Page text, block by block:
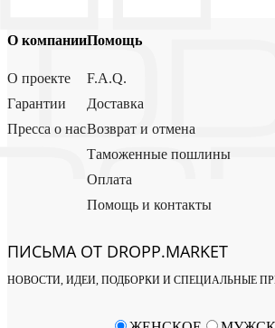
О компании
О проекте
Гарантии
Пресса о нас
Помощь
F.A.Q.
Доставка
Возврат и отмена
Таможенные пошлины
Оплата
Помощь и контакты
ПИСЬМА ОТ DROPP.MARKET
НОВОСТИ, ИДЕИ, ПОДБОРКИ И СПЕЦИАЛЬНЫЕ